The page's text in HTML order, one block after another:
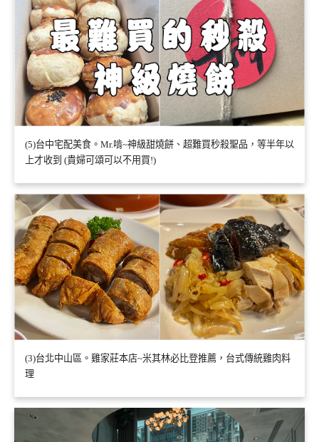
(5)台中宅配美食。Mr.啃~神級甜燒餅、超難買秒殺聖品，等半年以
上才收到 (貴婦可頌可以不用買!)
(3)台北中山區。雞家莊本店~米其林必比登推薦，台式傳統雞肉料
理